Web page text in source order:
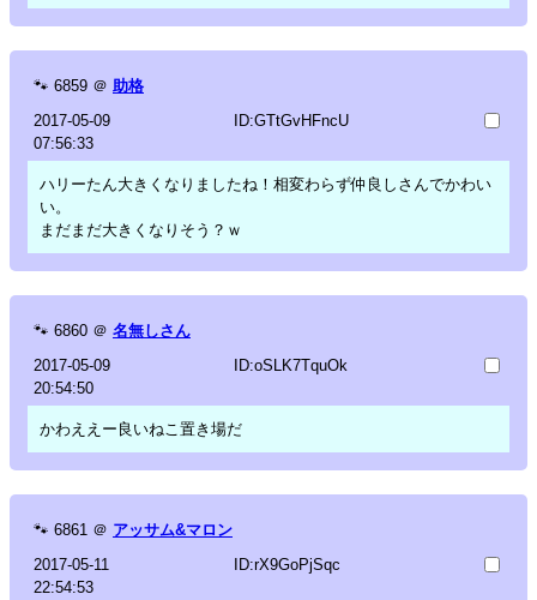
🐾 6859 ＠ 助格
2017-05-09
07:56:33
ID:GTtGvHFncU
ハリーたん大きくなりましたね！相変わらず仲良しさんでかわい
い。
まだまだ大きくなりそう？ｗ
🐾 6860 ＠ 名無しさん
2017-05-09
20:54:50
ID:oSLK7TquOk
かわええー良いねこ置き場だ
🐾 6861 ＠ アッサム&マロン
2017-05-11
22:54:53
ID:rX9GoPjSqc